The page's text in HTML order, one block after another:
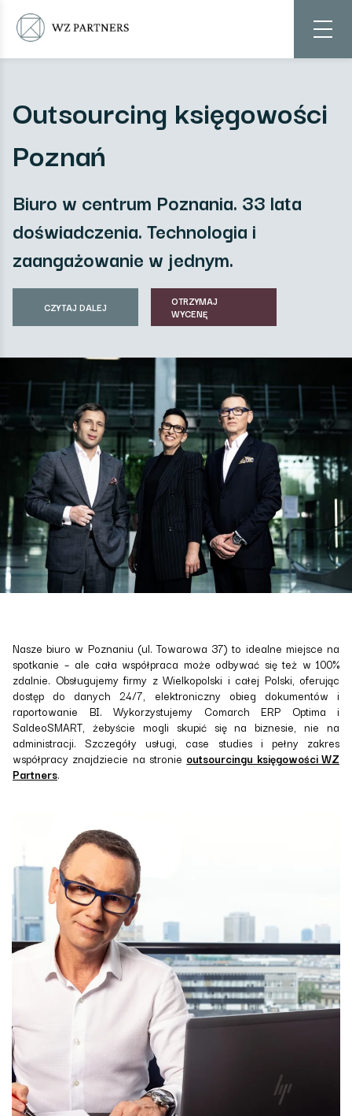
Outsourcing księgowości
Poznań
Biuro w centrum Poznania. 33 lata
doświadczenia. Technologia i
zaangażowanie w jednym.
CZYTAJ DALEJ
OTRZYMAJ
WYCENĘ
Nasze biuro w Poznaniu (ul. Towarowa 37) to idealne miejsce na
spotkanie – ale cała współpraca może odbywać się też w 100%
zdalnie. Obsługujemy firmy z Wielkopolski i całej Polski, oferując
dostęp do danych 24/7, elektroniczny obieg dokumentów i
raportowanie BI. Wykorzystujemy Comarch ERP Optima i
SaldeoSMART, żebyście mogli skupić się na biznesie, nie na
administracji. Szczegóły usługi, case studies i pełny zakres
współpracy znajdziecie na stronie outsourcingu księgowości WZ
Partners.